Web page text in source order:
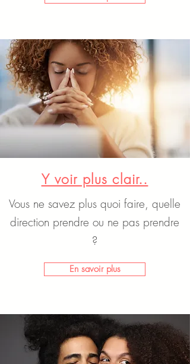
Y voir plus clair..
Vous ne savez plus quoi faire, quelle
direction prendre ou ne pas prendre
?
En savoir plus